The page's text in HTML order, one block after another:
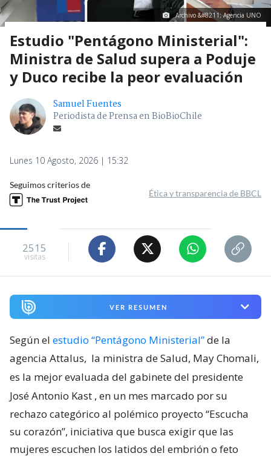
Archivo &#8211; Agencia UNO
Estudio "Pentágono Ministerial":
Ministra de Salud supera a Poduje
y Duco recibe la peor evaluación
Samuel Fuentes
Periodista de Prensa en BioBioChile
Lunes 10 Agosto, 2026 | 15:32
Seguimos criterios de
Ética y transparencia de BBCL
2515
visitas
VER RESUMEN
Según el estudio “Pentágono Ministerial”de la
agencia Attalus, la ministra de Salud, May Chomali,
es la mejor evaluada del gabinete del presidente
José Antonio Kast , en un mes marcado por su
rechazo categórico al polémico proyecto “Escucha
su corazón”, iniciativa que busca exigir que las
mujeres escuchen los latidos del embrión o feto